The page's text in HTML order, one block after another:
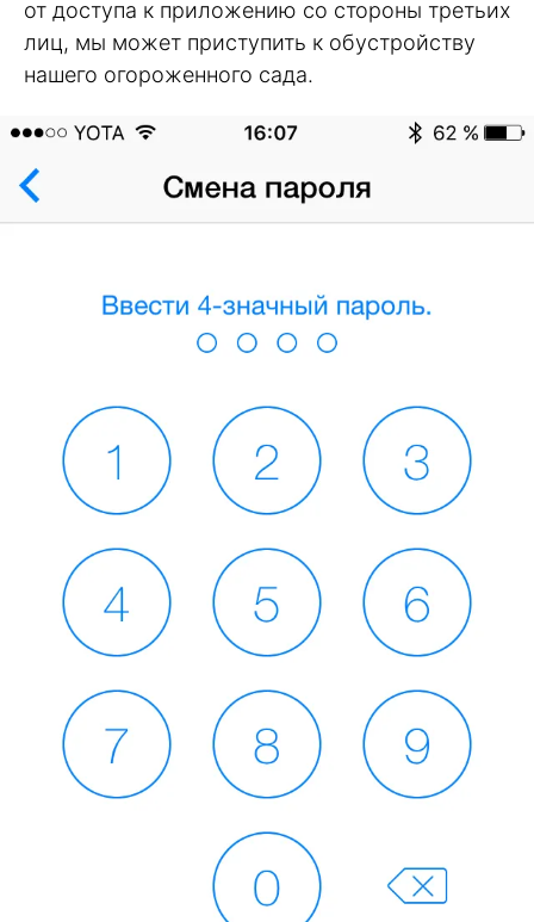
от доступа к приложению со стороны третьих
лиц, мы может приступить к обустройству
нашего огороженного сада.